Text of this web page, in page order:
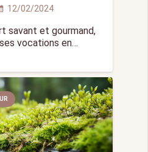
12/02/2024
savant et gourmand,
vocations en…